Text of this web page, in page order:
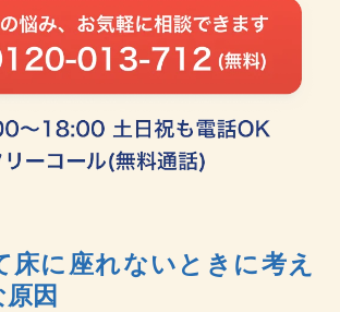
床に座れないときに考え
因